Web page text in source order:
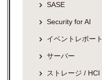
SASE
Security for AI
イベントレポート
サーバー
ストレージ / HCI